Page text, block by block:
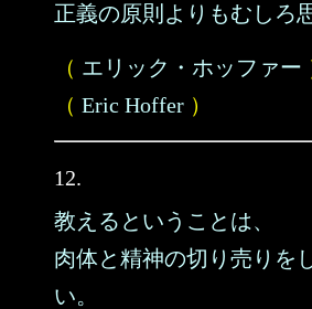
正義の原則よりもむしろ
（ エリック・ホッファー
（ Eric Hoffer ）
12.
教えるということは、
肉体と精神の切り売りを
い。